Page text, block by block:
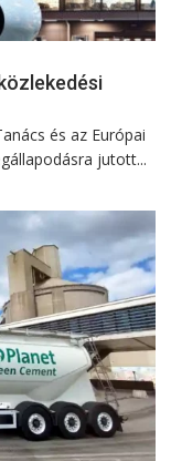
és az Európai
jutott...